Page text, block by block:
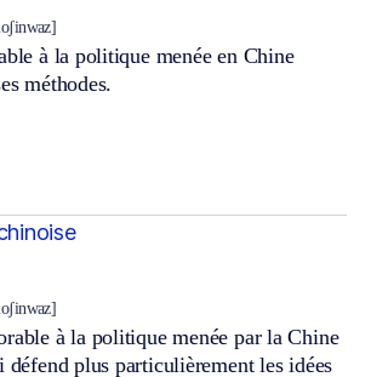
à la politique menée en Chine
méthodes.
à la politique menée par la Chine
défend plus particulièrement les idées